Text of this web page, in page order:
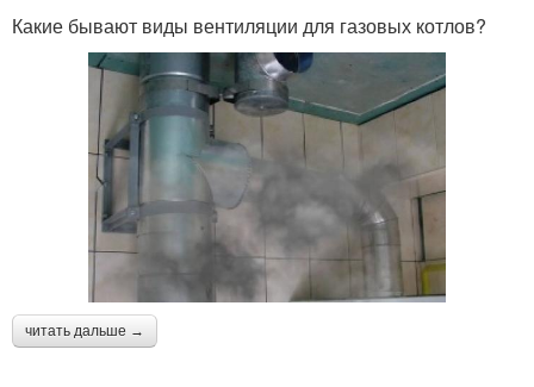
Какие бывают виды вентиляции для газовых котлов?
читать дальше →